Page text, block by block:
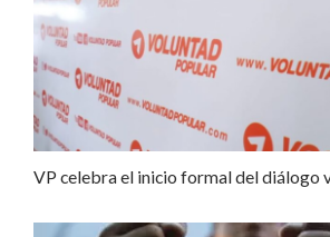
VP celebra el inicio formal del diálogo